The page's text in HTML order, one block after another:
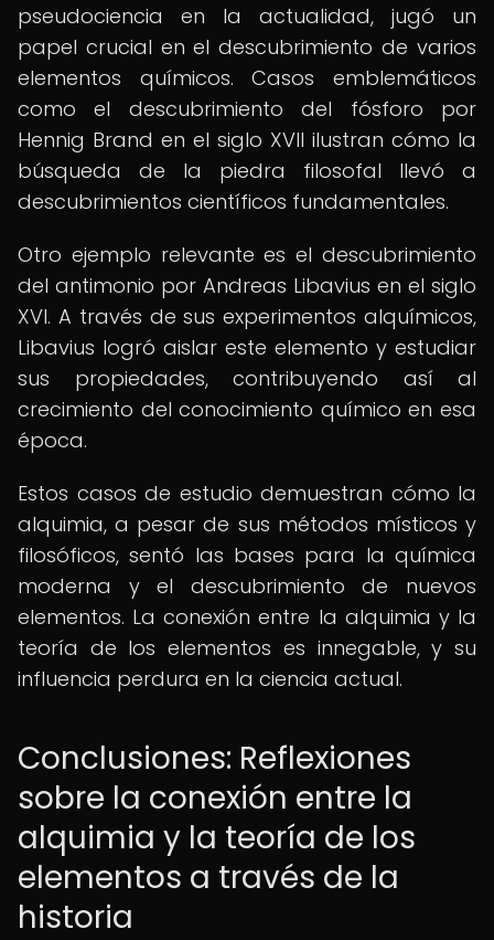
pseudociencia en la actualidad, jugó un
papel crucial en el descubrimiento de varios
elementos químicos. Casos emblemáticos
como el descubrimiento del fósforo por
Hennig Brand en el siglo XVII ilustran cómo la
búsqueda de la piedra filosofal llevó a
descubrimientos científicos fundamentales.
Otro ejemplo relevante es el descubrimiento
del antimonio por Andreas Libavius en el siglo
XVI. A través de sus experimentos alquímicos,
Libavius logró aislar este elemento y estudiar
sus propiedades, contribuyendo así al
crecimiento del conocimiento químico en esa
época.
Estos casos de estudio demuestran cómo la
alquimia, a pesar de sus métodos místicos y
filosóficos, sentó las bases para la química
moderna y el descubrimiento de nuevos
elementos. La conexión entre la alquimia y la
teoría de los elementos es innegable, y su
influencia perdura en la ciencia actual.
Conclusiones: Reflexiones
sobre la conexión entre la
alquimia y la teoría de los
elementos a través de la
historia